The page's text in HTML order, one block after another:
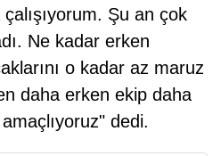
Şu an çok
Ne kadar erken
o kadar az maruz
daha erken ekip daha
dedi.